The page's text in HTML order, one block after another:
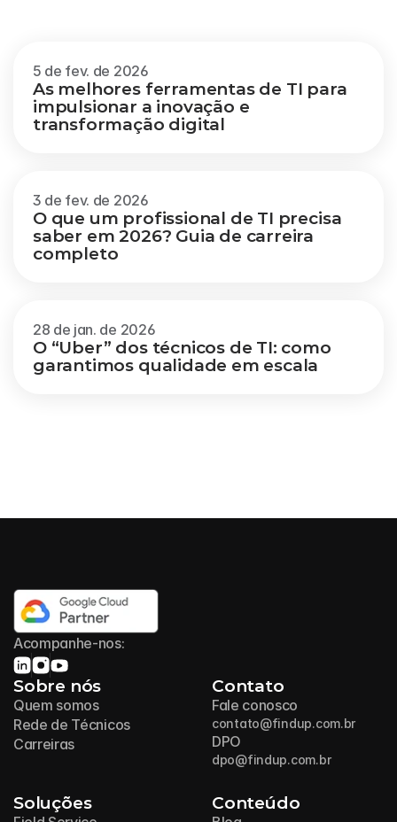
5 de fev. de 2026
As melhores ferramentas de TI para
impulsionar a inovação e
transformação digital
3 de fev. de 2026
O que um profissional de TI precisa
saber em 2026? Guia de carreira
completo
28 de jan. de 2026
O “Uber” dos técnicos de TI: como
garantimos qualidade em escala
Acompanhe-nos:
Sobre nós
Quem somos
Rede de Técnicos
Carreiras
Contato
Fale conosco
contato@findup.com.br
DPO
dpo@findup.com.br
Soluções Conteúdo